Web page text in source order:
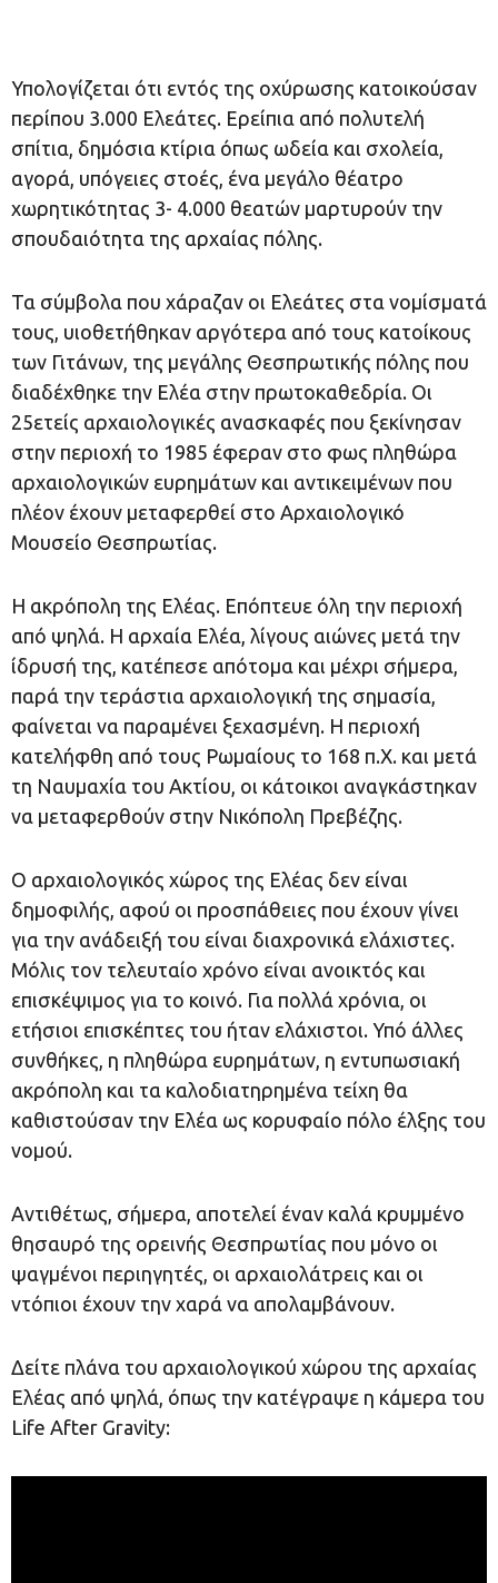
Υπολογίζεται ότι εντός της οχύρωσης κατοικούσαν
περίπου 3.000 Ελεάτες. Ερείπια από πολυτελή
σπίτια, δημόσια κτίρια όπως ωδεία και σχολεία,
αγορά, υπόγειες στοές, ένα μεγάλο θέατρο
χωρητικότητας 3- 4.000 θεατών μαρτυρούν την
σπουδαιότητα της αρχαίας πόλης.
Τα σύμβολα που χάραζαν οι Ελεάτες στα νομίσματά
τους, υιοθετήθηκαν αργότερα από τους κατοίκους
των Γιτάνων, της μεγάλης Θεσπρωτικής πόλης που
διαδέχθηκε την Ελέα στην πρωτοκαθεδρία. Οι
25ετείς αρχαιολογικές ανασκαφές που ξεκίνησαν
στην περιοχή το 1985 έφεραν στο φως πληθώρα
αρχαιολογικών ευρημάτων και αντικειμένων που
πλέον έχουν μεταφερθεί στο Αρχαιολογικό
Μουσείο Θεσπρωτίας.
Η ακρόπολη της Ελέας. Επόπτευε όλη την περιοχή
από ψηλά. Η αρχαία Ελέα, λίγους αιώνες μετά την
ίδρυσή της, κατέπεσε απότομα και μέχρι σήμερα,
παρά την τεράστια αρχαιολογική της σημασία,
φαίνεται να παραμένει ξεχασμένη. Η περιοχή
κατελήφθη από τους Ρωμαίους το 168 π.Χ. και μετά
τη Ναυμαχία του Ακτίου, οι κάτοικοι αναγκάστηκαν
να μεταφερθούν στην Νικόπολη Πρεβέζης.
Ο αρχαιολογικός χώρος της Ελέας δεν είναι
δημοφιλής, αφού οι προσπάθειες που έχουν γίνει
για την ανάδειξή του είναι διαχρονικά ελάχιστες.
Μόλις τον τελευταίο χρόνο είναι ανοικτός και
επισκέψιμος για το κοινό. Για πολλά χρόνια, οι
ετήσιοι επισκέπτες του ήταν ελάχιστοι. Υπό άλλες
συνθήκες, η πληθώρα ευρημάτων, η εντυπωσιακή
ακρόπολη και τα καλοδιατηρημένα τείχη θα
καθιστούσαν την Ελέα ως κορυφαίο πόλο έλξης του
νομού.
Αντιθέτως, σήμερα, αποτελεί έναν καλά κρυμμένο
θησαυρό της ορεινής Θεσπρωτίας που μόνο οι
ψαγμένοι περιηγητές, οι αρχαιολάτρεις και οι
ντόπιοι έχουν την χαρά να απολαμβάνουν.
Δείτε πλάνα του αρχαιολογικού χώρου της αρχαίας
Ελέας από ψηλά, όπως την κατέγραψε η κάμερα του
Life After Gravity: